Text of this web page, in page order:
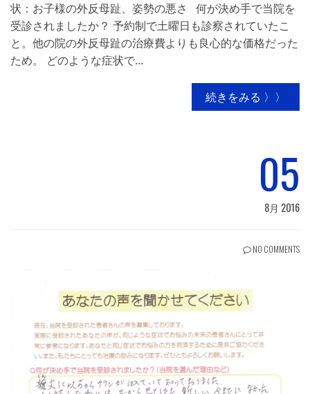
状：お子様の外反母趾、姿勢の悪さ 何が決め手で当院を
受診されましたか？ 予約制で土曜日も診察されていたこ
と。他の院の外反母趾の治療費よりも良心的な価格だった
ため。 どのような症状で…
続きをみる 〉〉
05
8月 2016
NO COMMENTS